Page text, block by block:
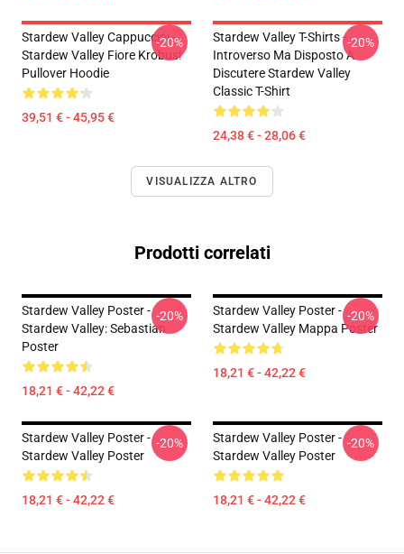
Stardew Valley Cappuccini -
Stardew Valley Fiore Krobus!
Pullover Hoodie
39,51 € - 45,95 €
-20%
Stardew Valley T-Shirts -
Introverso Ma Disposto A
Discutere Stardew Valley
Classic T-Shirt
24,38 € - 28,06 €
-20%
VISUALIZZA ALTRO
Prodotti correlati
Stardew Valley Poster -
Stardew Valley: Sebastian
Poster
18,21 € - 42,22 €
-20%
Stardew Valley Poster -
Stardew Valley Mappa Poster
18,21 € - 42,22 €
-20%
Stardew Valley Poster -
Stardew Valley Poster
18,21 € - 42,22 €
-20%
Stardew Valley Poster -
Stardew Valley Poster
18,21 € - 42,22 €
-20%